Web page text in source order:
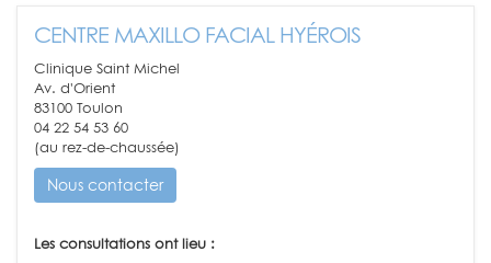
CENTRE MAXILLO FACIAL HYÉROIS
Clinique Saint Michel
Av. d'Orient
83100 Toulon
04 22 54 53 60
(au rez-de-chaussée)
Nous contacter
Les consultations ont lieu :